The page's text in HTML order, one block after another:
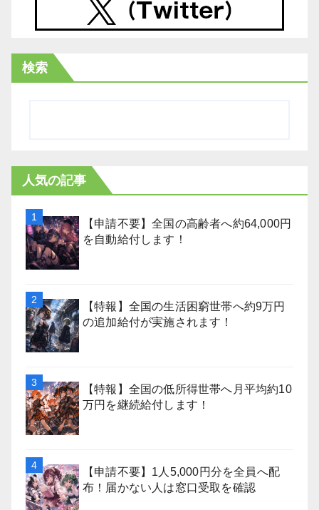
検索
人気の記事
【申請不要】全国の高齢者へ約64,000円
を自動給付します！
【特報】全国の生活困窮世帯へ約9万円
の追加給付が実施されます！
【特報】全国の低所得世帯へ月平均約10
万円を継続給付します！
【申請不要】1人5,000円分を全員へ配
布！届かない人は窓口受取を確認